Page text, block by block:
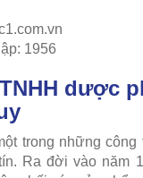
1956
dược
trong những
Ra đời vào năm